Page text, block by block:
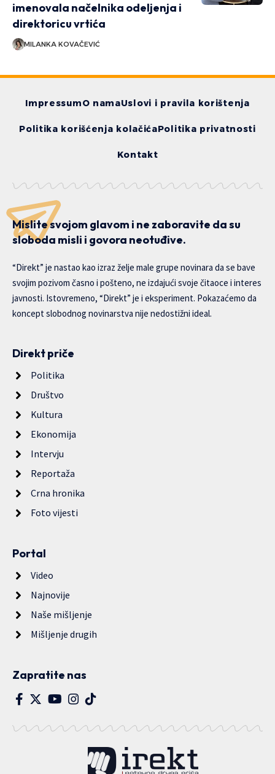
imenovala načelnika odeljenja i
direktoricu vrtića
MILANKA KOVAČEVIĆ
ImpressumO namaUslovi i pravila korištenja
Politika korišćenja kolačićaPolitika privatnosti
Kontakt
Mislite svojom glavom i ne zaboravite da su
sloboda misli i govora neotuđive.
“Direkt” je nastao kao izraz želje male grupe novinara da se bave
svojim pozivom časno i pošteno, ne izdajući svoje čitaoce i interes
javnosti. Istovremeno, “Direkt” je i eksperiment. Pokazaćemo da
koncept slobodnog novinarstva nije nedostižni ideal.
Direkt priče
Politika
Društvo
Kultura
Ekonomija
Intervju
Reportaža
Crna hronika
Foto vijesti
Portal
Video
Najnovije
Naše mišljenje
Mišljenje drugih
Zapratite nas